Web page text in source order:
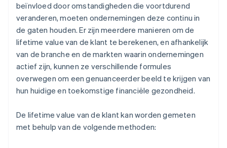
beïnvloed door omstandigheden die voortdurend
veranderen, moeten ondernemingen deze continu in
de gaten houden. Er zijn meerdere manieren om de
lifetime value van de klant te berekenen, en afhankelijk
van de branche en de markten waarin ondernemingen
actief zijn, kunnen ze verschillende formules
overwegen om een genuanceerder beeld te krijgen van
hun huidige en toekomstige financiële gezondheid.
De lifetime value van de klant kan worden gemeten
met behulp van de volgende methoden: